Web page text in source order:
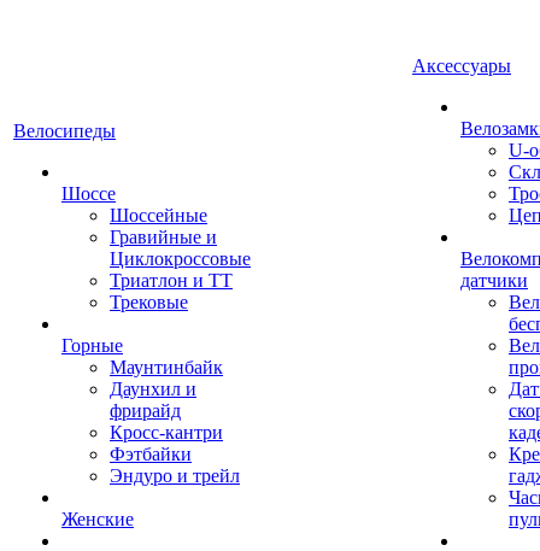
Велосипеды
Шоссе
Шоссейные
Гравийные и
Циклокроссовые
Триатлон и ТТ
Трековые
Горные
Маунтинбайк
Даунхил и
фрирайд
Кросс-кантри
Фэтбайки
Эндуро и трейл
Женские
Аксессуары
U-
датчики